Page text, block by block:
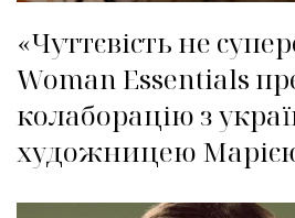
«Чуттєвість не
Woman Essentials
колаборацію з
художницею